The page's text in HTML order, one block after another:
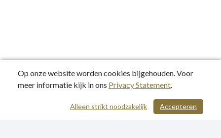
/ 357
Op onze website worden cookies bijgehouden. Voor
meer informatie kijk in ons Privacy Statement.
Accepteren
Alleen strikt noodzakelijk